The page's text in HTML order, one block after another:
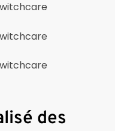
des